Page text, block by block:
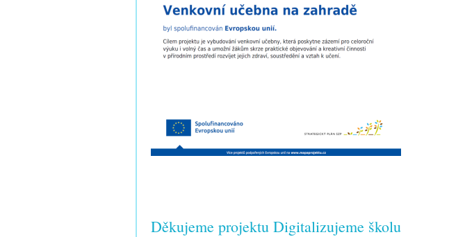
Děkujeme projektu Digitalizujeme školu